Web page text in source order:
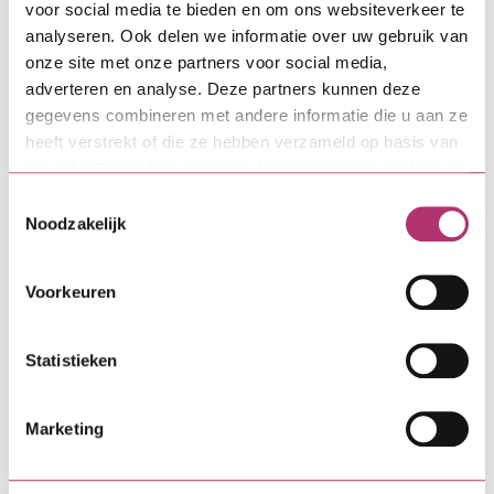
voor social media te bieden en om ons websiteverkeer te
analyseren. Ook delen we informatie over uw gebruik van
onze site met onze partners voor social media,
adverteren en analyse. Deze partners kunnen deze
gegevens combineren met andere informatie die u aan ze
heeft verstrekt of die ze hebben verzameld op basis van
uw gebruik van hun services. Lees meer over cookies in
Noodzakelijk
Voorkeuren
Statistieken
Marketing
Stap 4
Scan opslaan
Kies in het volgende scherm de optie 'Opslaan als
het bestand gedeeld kan worden.